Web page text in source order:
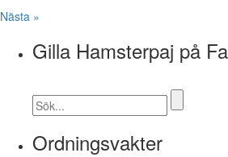
Nästa »
Gilla Hamsterpaj på
Ordningsvakter